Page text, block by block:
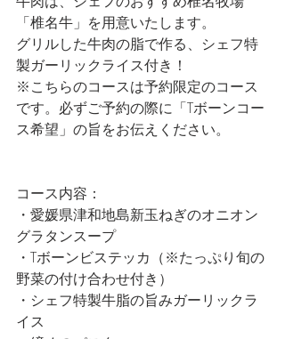
「椎名牛」を用意いたします。
グリルした牛肉の脂で作る、シェフ特
製ガーリックライス付き！
※こちらのコースは予約限定のコース
です。必ずご予約の際に「Tボーンコー
ス希望」の旨をお伝えください。
コース内容：
・愛媛県津和地島新玉ねぎのオニオン
グラタンスープ
・Tボーンビステッカ（※たっぷり旬の
野菜の付け合わせ付き）
・シェフ特製牛脂の旨みガーリックラ
イス